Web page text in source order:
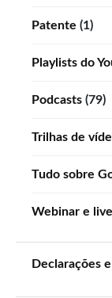
Patente (1)
Playlists do
Podcasts (79)
Trilhas de
Tudo sobre
Webinar e
Declarações